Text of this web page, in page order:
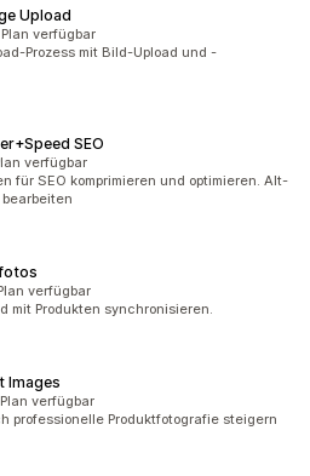
Upload
verfügbar
Prozess mit Bild-Upload und -
SEO
verfügbar
für SEO komprimieren und optimieren. Alt-
verfügbar
mit Produkten synchronisieren.
Images
verfügbar
professionelle Produktfotografie steigern